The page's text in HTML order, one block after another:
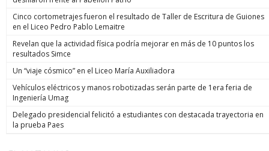
Cinco cortometrajes fueron el resultado de Taller de Escritura de Guiones
en el Liceo Pedro Pablo Lemaitre
Revelan que la actividad física podría mejorar en más de 10 puntos los
resultados Simce
Un “viaje cósmico” en el Liceo María Auxiliadora
Vehículos eléctricos y manos robotizadas serán parte de 1era feria de
Ingeniería Umag
Delegado presidencial felicitó a estudiantes con destacada trayectoria en
la prueba Paes